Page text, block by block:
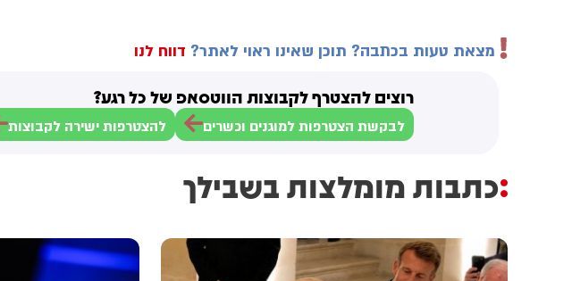
מצאת טעות בכתבה? תוכן שאינו ראוי לאתר? דווח לנו
רוצים להצטרף לקבוצות הווטסאפ של כל רגע?
לבקשת הצטרפות למוגנים וכשרים להצטרפות ישירה לקבוצות
כתבות מומלצות בשבילך